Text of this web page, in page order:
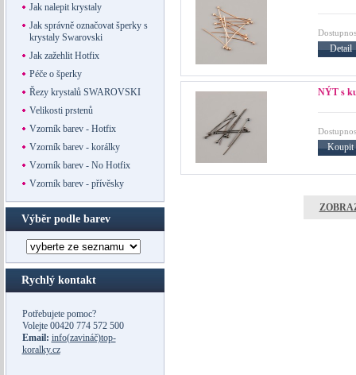
Jak nalepit krystaly
Jak správně označovat šperky s
krystaly Swarovski
Jak zažehlit Hotfix
Péče o šperky
Řezy krystalů SWAROVSKI
Velikosti prstenů
Vzorník barev - Hotfix
Vzorník barev - korálky
Vzorník barev - No Hotfix
Vzorník barev - přívěsky
Výběr podle barev
Rychlý kontakt
Potřebujete pomoc?
Volejte 00420 774 572 500
Email: info(zavináč)top-
koralky.cz
Detail
NÝT s
Koupit